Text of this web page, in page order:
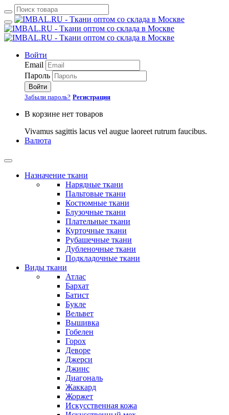
Войти
Email
Пароль
Войти
Забыли пароль? Регистрация
В корзине нет товаров
Vivamus sagittis lacus vel augue laoreet rutrum faucibus.
Валюта
Назначение ткани
Нарядные ткани
Пальтовые ткани
Костюмные ткани
Блузочные ткани
Плательные ткани
Курточные ткани
Рубашечные ткани
Дубленочные ткани
Подкладочные ткани
Виды ткани
Атлас
Бархат
Батист
Букле
Вельвет
Вышивка
Гобелен
Горох
Деворе
Джерси
Джинс
Диагональ
Жаккард
Жоржет
Искусственная кожа